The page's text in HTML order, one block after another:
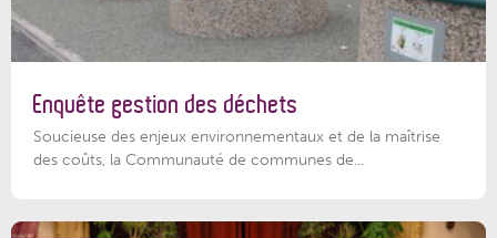
Enquête gestion des déchets
Soucieuse des enjeux environnementaux et de la maîtrise
des coûts, la Communauté de communes de...